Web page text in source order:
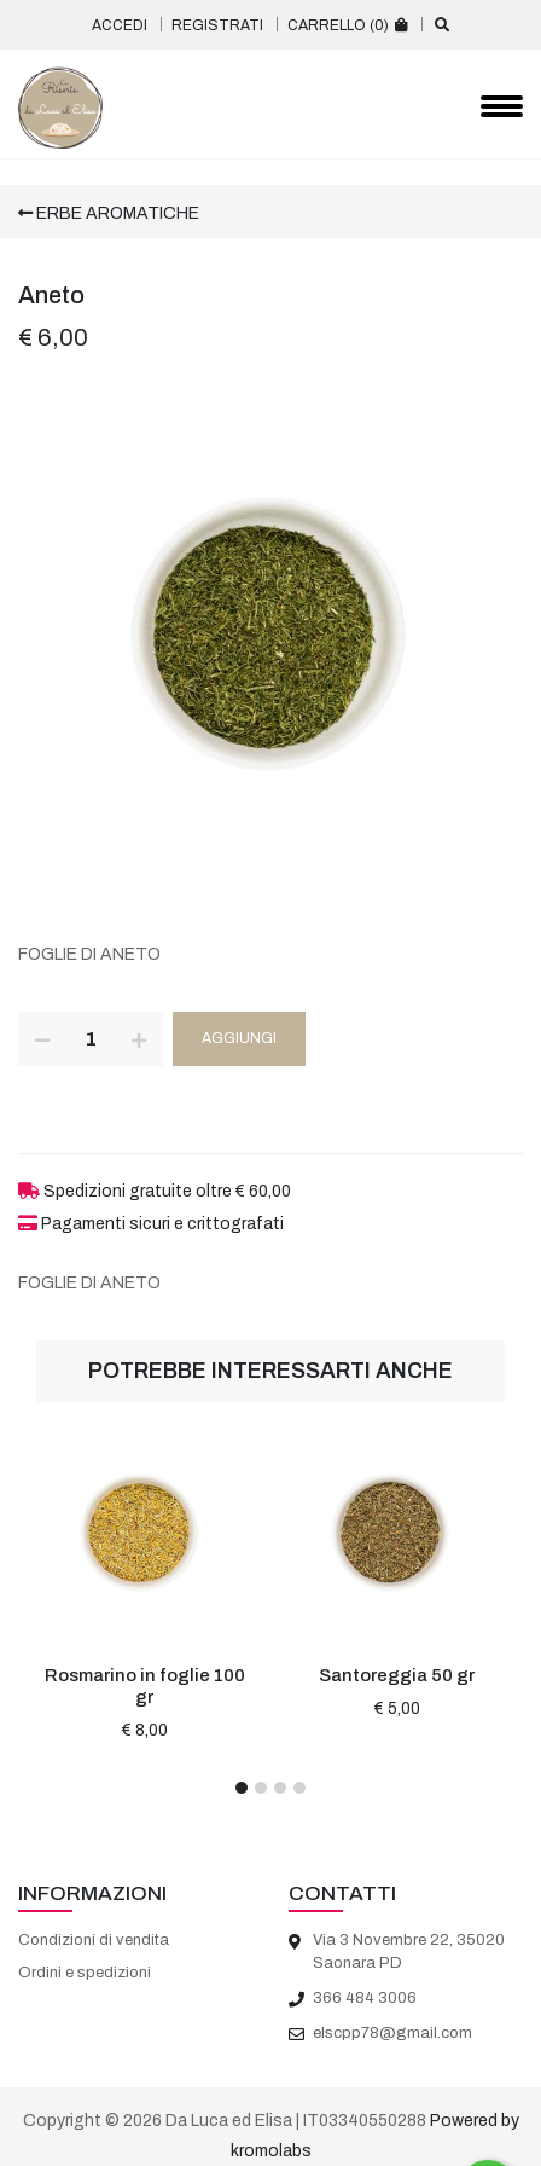
ACCEDI REGISTRATI CARRELLO (0)
ERBE AROMATICHE
Aneto
€ 6,00
FOGLIE DI ANETO
AGGIUNGI
Spedizioni gratuite oltre € 60,00
Pagamenti sicuri e crittografati
FOGLIE DI ANETO
POTREBBE INTERESSARTI ANCHE
Rosmarino in foglie 100
gr
€ 8,00
Santoreggia 50 gr
€ 5,00
INFORMAZIONI
Condizioni di vendita
Ordini e spedizioni
CONTATTI
Via 3 Novembre 22, 35020
Saonara PD
366 484 3006
elscpp78@gmail.com
Copyright © 2026 Da Luca ed Elisa | IT03340550288 Powered by
kromolabs